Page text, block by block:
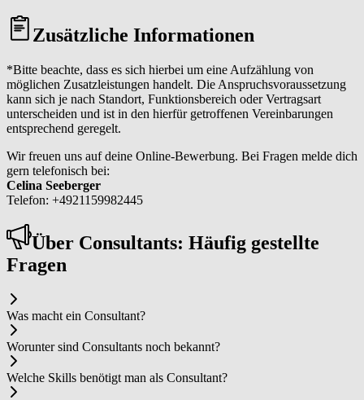
Zusätzliche Informationen
*Bitte beachte, dass es sich hierbei um eine Aufzählung von
möglichen Zusatzleistungen handelt. Die Anspruchsvoraussetzung
kann sich je nach Standort, Funktionsbereich oder Vertragsart
unterscheiden und ist in den hierfür getroffenen Vereinbarungen
entsprechend geregelt.
Wir freuen uns auf deine Online-Bewerbung. Bei Fragen melde dich
gern telefonisch bei:
Celina Seeberger
Telefon: +4921159982445
Über Con­sul­tants: Häufig gestellte
Fragen
Was macht ein Con­sul­tant?
Worunter sind Con­sul­tants noch bekannt?
Welche Skills benötigt man als Con­sul­tant?